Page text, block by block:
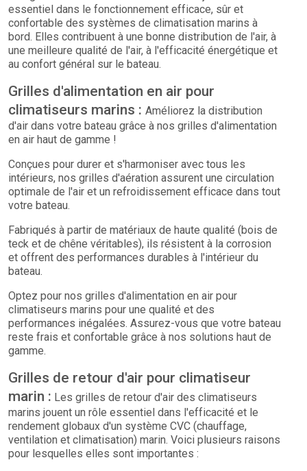
essentiel dans le fonctionnement efficace, sûr et
confortable des systèmes de climatisation marins à
bord. Elles contribuent à une bonne distribution de l'air, à
une meilleure qualité de l'air, à l'efficacité énergétique et
au confort général sur le bateau.
Grilles d'alimentation en air pour
climatiseurs marins : Améliorez la distribution
d'air dans votre bateau grâce à nos grilles d'alimentation
en air haut de gamme !
Conçues pour durer et s'harmoniser avec tous les
intérieurs, nos grilles d'aération assurent une circulation
optimale de l'air et un refroidissement efficace dans tout
votre bateau.
Fabriqués à partir de matériaux de haute qualité (bois de
teck et de chêne véritables), ils résistent à la corrosion
et offrent des performances durables à l'intérieur du
bateau.
Optez pour nos grilles d'alimentation en air pour
climatiseurs marins pour une qualité et des
performances inégalées. Assurez-vous que votre bateau
reste frais et confortable grâce à nos solutions haut de
gamme.
Grilles de retour d'air pour climatiseur
marin : Les grilles de retour d'air des climatiseurs
marins jouent un rôle essentiel dans l'efficacité et le
rendement globaux d'un système CVC (chauffage,
ventilation et climatisation) marin. Voici plusieurs raisons
pour lesquelles elles sont importantes :